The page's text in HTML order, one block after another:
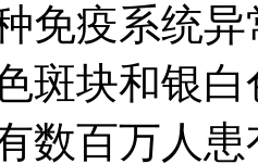
免疫系统
斑块和银
数百万人